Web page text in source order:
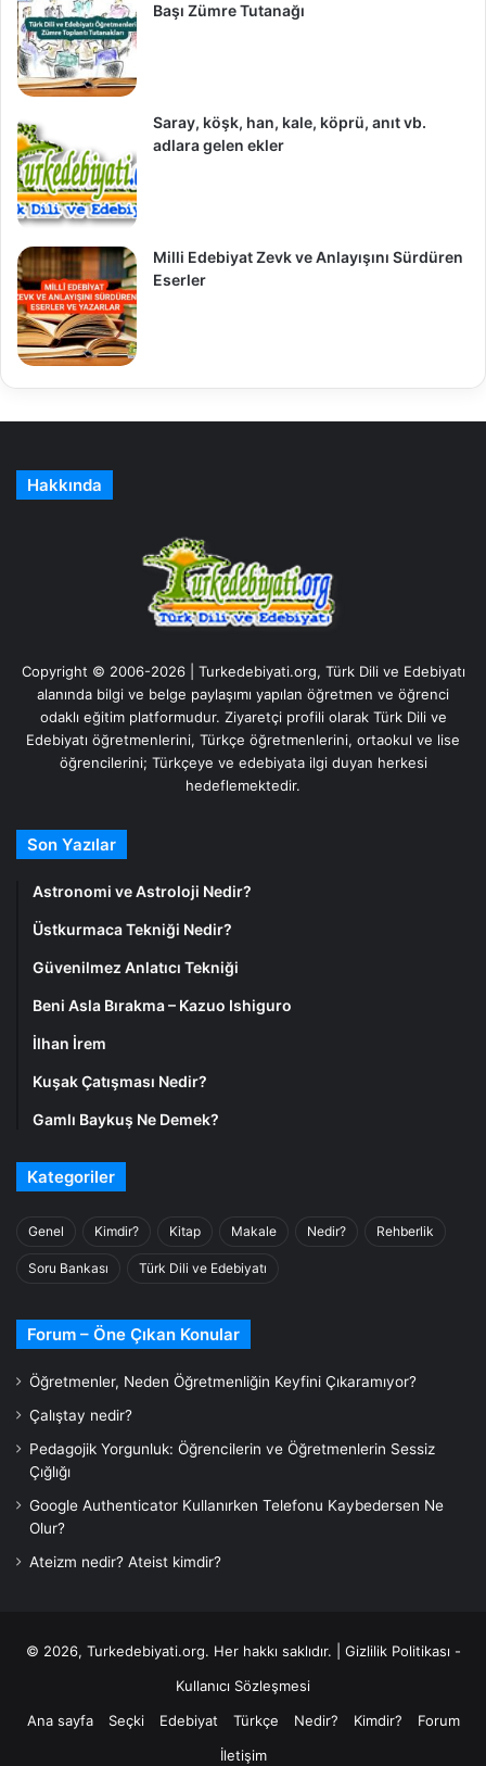
Başı Zümre Tutanağı
Saray, köşk, han, kale, köprü, anıt vb.
adlara gelen ekler
Milli Edebiyat Zevk ve Anlayışını Sürdüren
Eserler
Hakkında
Copyright © 2006-2026 | Turkedebiyati.org, Türk Dili ve Edebiyatı
alanında bilgi ve belge paylaşımı yapılan öğretmen ve öğrenci
odaklı eğitim platformudur. Ziyaretçi profili olarak Türk Dili ve
Edebiyatı öğretmenlerini, Türkçe öğretmenlerini, ortaokul ve lise
öğrencilerini; Türkçeye ve edebiyata ilgi duyan herkesi
hedeflemektedir.
Son Yazılar
Astronomi ve Astroloji Nedir?
Üstkurmaca Tekniği Nedir?
Güvenilmez Anlatıcı Tekniği
Beni Asla Bırakma – Kazuo Ishiguro
İlhan İrem
Kuşak Çatışması Nedir?
Gamlı Baykuş Ne Demek?
Kategoriler
Genel Kimdir? Kitap Makale Nedir? Rehberlik
Soru Bankası Türk Dili ve Edebiyatı
Forum – Öne Çıkan Konular
Öğretmenler, Neden Öğretmenliğin Keyfini Çıkaramıyor?
Çalıştay nedir?
Pedagojik Yorgunluk: Öğrencilerin ve Öğretmenlerin Sessiz
Çığlığı
Google Authenticator Kullanırken Telefonu Kaybedersen Ne
Olur?
Ateizm nedir? Ateist kimdir?
© 2026, Turkedebiyati.org. Her hakkı saklıdır. | Gizlilik Politikası -
Kullanıcı Sözleşmesi
Ana sayfa
Seçki Edebiyat Türkçe Nedir? Kimdir?
Forum
İletişim